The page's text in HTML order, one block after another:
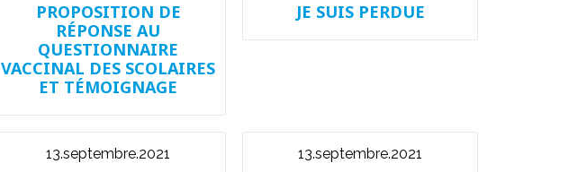
PROPOSITION DE
RÉPONSE AU
QUESTIONNAIRE
VACCINAL DES SCOLAIRES
ET TÉMOIGNAGE
JE SUIS PERDUE
13.septembre.2021 13.septembre.2021